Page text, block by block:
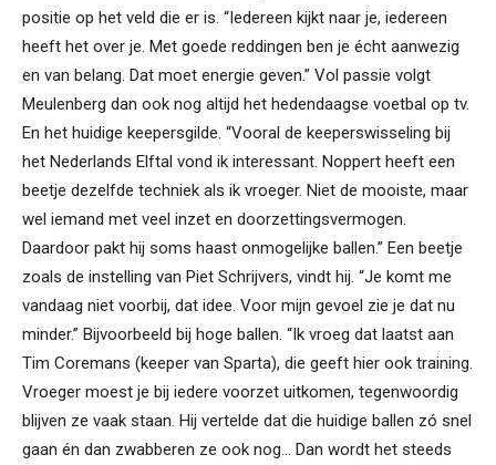
positie op het veld die er is. “Iedereen kijkt naar je, iedereen
heeft het over je. Met goede reddingen ben je écht aanwezig
en van belang. Dat moet energie geven.” Vol passie volgt
Meulenberg dan ook nog altijd het hedendaagse voetbal op tv.
En het huidige keepersgilde. “Vooral de keeperswisseling bij
het Nederlands Elftal vond ik interessant. Noppert heeft een
beetje dezelfde techniek als ik vroeger. Niet de mooiste, maar
wel iemand met veel inzet en doorzettingsvermogen.
Daardoor pakt hij soms haast onmogelijke ballen.” Een beetje
zoals de instelling van Piet Schrijvers, vindt hij. “Je komt me
vandaag niet voorbij, dat idee. Voor mijn gevoel zie je dat nu
minder.” Bijvoorbeeld bij hoge ballen. “Ik vroeg dat laatst aan
Tim Coremans (keeper van Sparta), die geeft hier ook training.
Vroeger moest je bij iedere voorzet uitkomen, tegenwoordig
blijven ze vaak staan. Hij vertelde dat die huidige ballen zó snel
gaan én dan zwabberen ze ook nog… Dan wordt het steeds